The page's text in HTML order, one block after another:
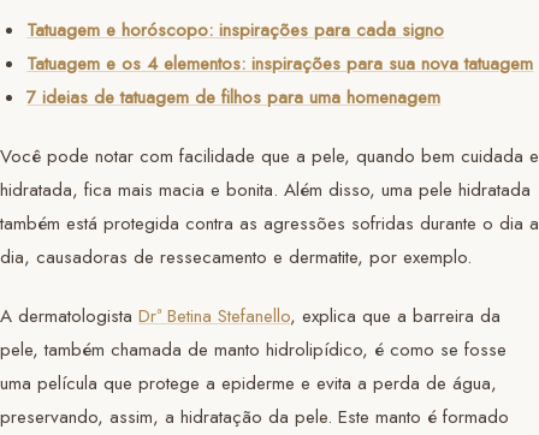
Tatuagem e horóscopo: inspirações para cada signo
Tatuagem e os 4 elementos: inspirações para sua nova tatuagem
7 ideias de tatuagem de filhos para uma homenagem
Você pode notar com facilidade que a pele, quando bem cuidada e
hidratada, fica mais macia e bonita. Além disso, uma pele hidratada
também está protegida contra as agressões sofridas durante o dia a
dia, causadoras de ressecamento e dermatite, por exemplo.
A dermatologista Drª Betina Stefanello, explica que a barreira da
pele, também chamada de manto hidrolipídico, é como se fosse
uma película que protege a epiderme e evita a perda de água,
preservando, assim, a hidratação da pele. Este manto é formado